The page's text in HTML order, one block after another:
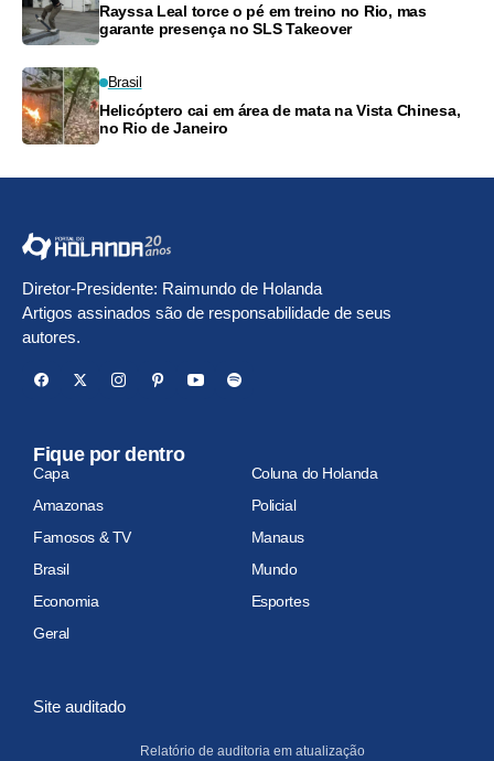
Rayssa Leal torce o pé em treino no Rio, mas
garante presença no SLS Takeover
Brasil
Helicóptero cai em área de mata na Vista Chinesa,
no Rio de Janeiro
Diretor-Presidente: Raimundo de Holanda
Artigos assinados são de responsabilidade de seus
autores.
Fique por dentro
Capa
Coluna do Holanda
Amazonas
Policial
Famosos & TV
Manaus
Brasil
Mundo
Economia
Esportes
Geral
Site auditado
Relatório de auditoria em atualização